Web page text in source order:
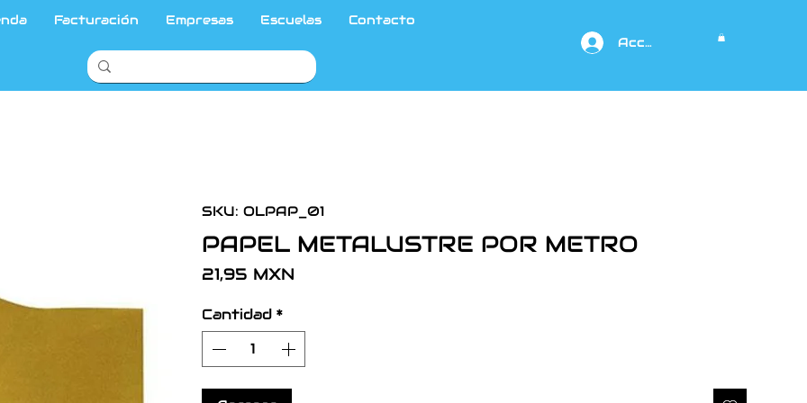
Facturación Empresas Escuelas
Contacto
Acceso
SKU: OLPAP_01
PAPEL METALUSTRE POR METRO
21,95 MXN
Cantidad *